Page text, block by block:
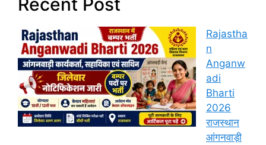
Rajastha
n
Anganw
adi
Bharti
2026
राजस्थान
आंगनवाड़ी